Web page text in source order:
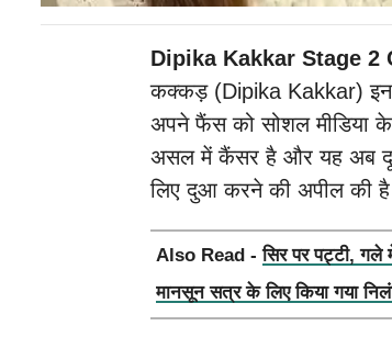
Dipika Kakkar Stage 2
कक्कड़ (Dipika Kakkar) इन
अपने फैंस को सोशल मीडिया के
असल में कैंसर है और यह अब
लिए दुआ करने की अपील की
Also Read -सिर पर पट्टी, गले
मानसून सत्र के लिए किया गया